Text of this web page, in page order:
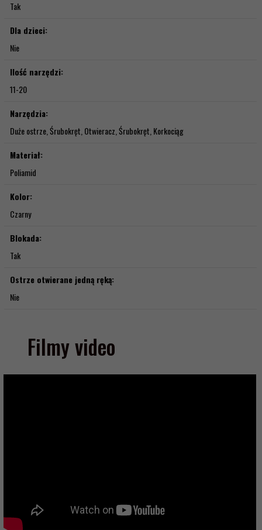
Tak
Dla dzieci:
Nie
Ilość narzędzi:
11-20
Narzędzia:
Duże ostrze, Śrubokręt, Otwieracz, Śrubokręt, Korkociąg
Materiał:
Poliamid
Kolor:
Czarny
Blokada:
Tak
Ostrze otwierane jedną ręką:
Nie
Filmy video